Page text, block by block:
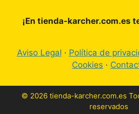
¡En tienda-karcher.com.es
Aviso Legal · Política de
Cookies ·
© 2026 tienda-karcher.com.es
reservados